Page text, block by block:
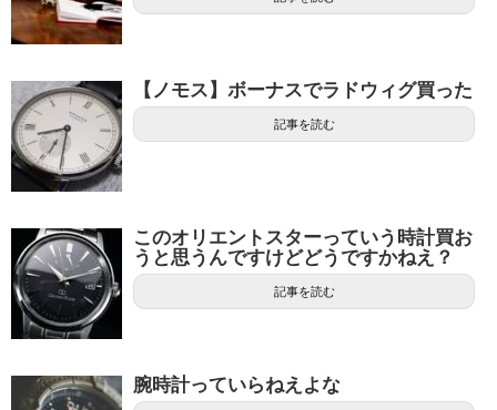
【ノモス】ボーナスでラドウィグ買った
記事を読む
このオリエントスターっていう時計買お
うと思うんですけどどうですかねえ？
記事を読む
腕時計っていらねえよな